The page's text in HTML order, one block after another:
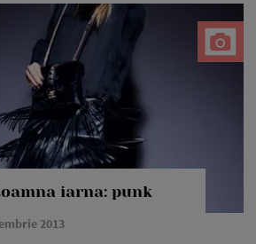
iarna: punk
2013